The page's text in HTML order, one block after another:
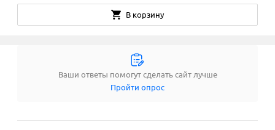
В корзину
Ваши ответы помогут сделать сайт лучше
Пройти опрос